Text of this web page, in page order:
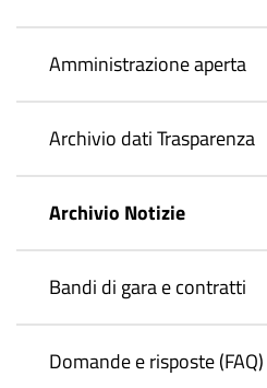
Amministrazione aperta
Archivio dati Trasparenza
Archivio Notizie
Bandi di gara e contratti
Domande e risposte (FAQ)